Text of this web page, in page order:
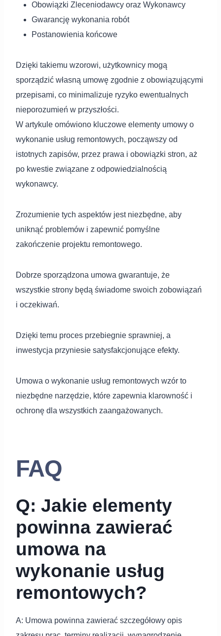
Obowiązki Zleceniodawcy oraz Wykonawcy
Gwarancję wykonania robót
Postanowienia końcowe
Dzięki takiemu wzorowi, użytkownicy mogą
sporządzić własną umowę zgodnie z obowiązującymi
przepisami, co minimalizuje ryzyko ewentualnych
nieporozumień w przyszłości.
W artykule omówiono kluczowe elementy umowy o
wykonanie usług remontowych, począwszy od
istotnych zapisów, przez prawa i obowiązki stron, aż
po kwestie związane z odpowiedzialnością
wykonawcy.
Zrozumienie tych aspektów jest niezbędne, aby
uniknąć problemów i zapewnić pomyślne
zakończenie projektu remontowego.
Dobrze sporządzona umowa gwarantuje, że
wszystkie strony będą świadome swoich zobowiązań
i oczekiwań.
Dzięki temu proces przebiegnie sprawniej, a
inwestycja przyniesie satysfakcjonujące efekty.
Umowa o wykonanie usług remontowych wzór to
niezbędne narzędzie, które zapewnia klarowność i
ochronę dla wszystkich zaangażowanych.
FAQ
Q: Jakie elementy
powinna zawierać
umowa na
wykonanie usług
remontowych?
A: Umowa powinna zawierać szczegółowy opis